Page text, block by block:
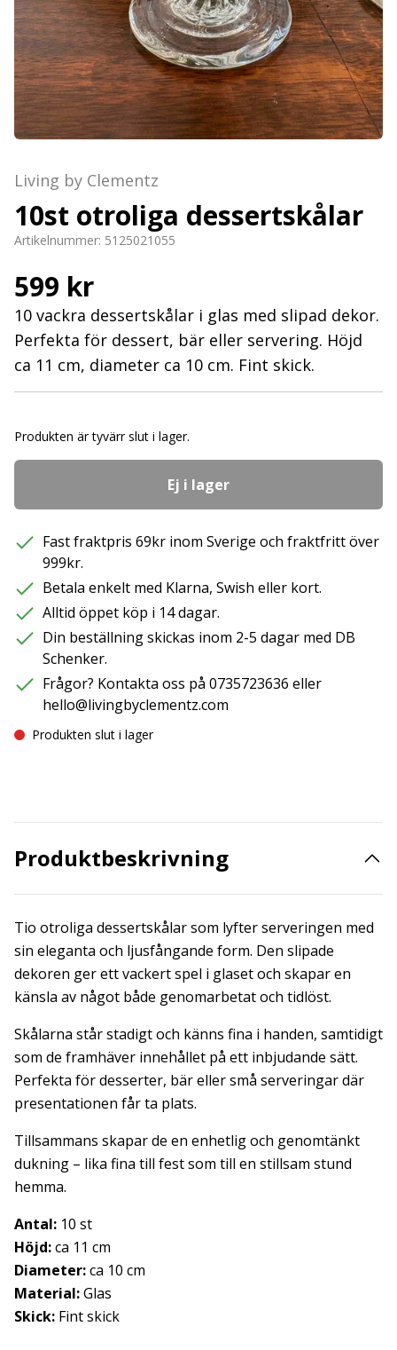
Living by Clementz
10st otroliga dessertskålar
Artikelnummer: 5125021055
599 kr
10 vackra dessertskålar i glas med slipad dekor.
Perfekta för dessert, bär eller servering. Höjd
ca 11 cm, diameter ca 10 cm. Fint skick.
Produkten är tyvärr slut i lager.
Ej i lager
Fast fraktpris 69kr inom Sverige och fraktfritt över
999kr.
Betala enkelt med Klarna, Swish eller kort.
Alltid öppet köp i 14 dagar.
Din beställning skickas inom 2-5 dagar med DB
Schenker.
Frågor? Kontakta oss på 0735723636 eller
hello@livingbyclementz.com
Produkten slut i lager
Produktbeskrivning
Tio otroliga dessertskålar som lyfter serveringen med
sin eleganta och ljusfångande form. Den slipade
dekoren ger ett vackert spel i glaset och skapar en
känsla av något både genomarbetat och tidlöst.
Skålarna står stadigt och känns fina i handen, samtidigt
som de framhäver innehållet på ett inbjudande sätt.
Perfekta för desserter, bär eller små serveringar där
presentationen får ta plats.
Tillsammans skapar de en enhetlig och genomtänkt
dukning – lika fina till fest som till en stillsam stund
hemma.
Antal: 10 st
Höjd:ca 11 cm
Diameter:ca 10 cm
Material:Glas
Skick: Fint skick